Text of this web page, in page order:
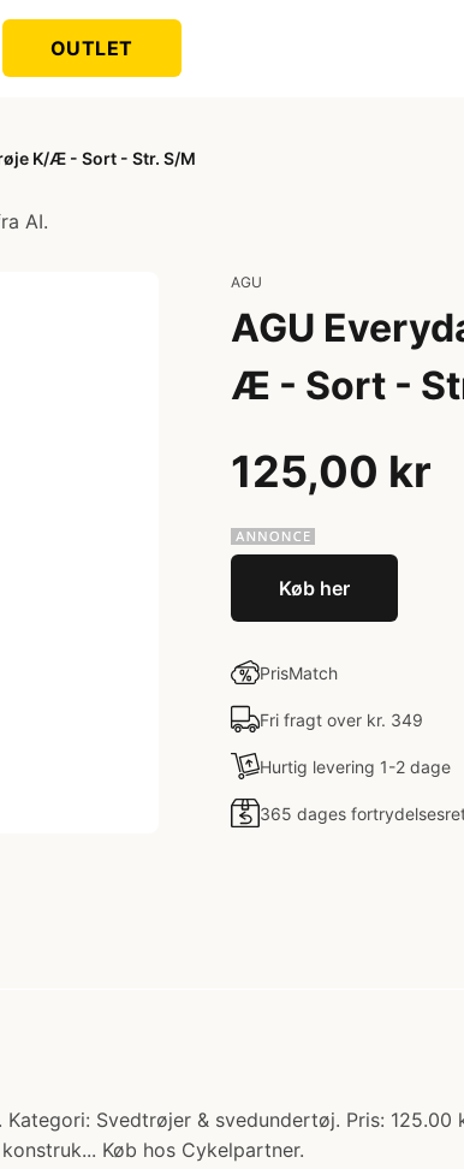
OUTLET
K/Æ - Sort - Str. S/M
AI.
AGU
AGU
Æ - Sort -
125,00 kr
Køb her
PrisMatch
Fri fragt over kr. 349
Hurtig levering 1-2 dage
365 dages
Svedtrøjer & svedundertøj. Pris:
Køb hos Cykelpartner.